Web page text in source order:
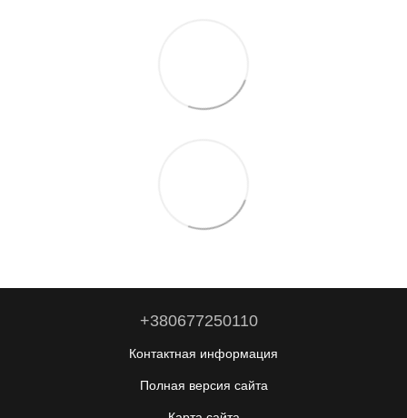
+380677250110
Контактная информация
Полная версия сайта